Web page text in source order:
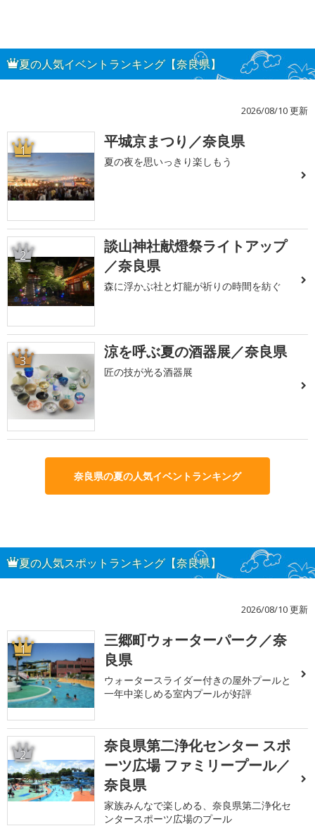
夏の人気イベントランキング【奈良県】
2026/08/10 更新
1 平城京まつり／奈良県
夏の夜を思いっきり楽しもう
2
談山神社献燈祭ライトアップ
／奈良県
森に浮かぶ社と灯籠が祈りの時間を紡ぐ
3 涼を呼ぶ夏の酒器展／奈良県
匠の技が光る酒器展
奈良県の夏の人気イベントランキング
夏の人気スポットランキング【奈良県】
2026/08/10 更新
1
三郷町ウォーターパーク／奈
良県
ウォータースライダー付きの屋外プールと
一年中楽しめる室内プールが好評
2
奈良県第二浄化センター スポ
ーツ広場 ファミリープール／
奈良県
家族みんなで楽しめる、奈良県第二浄化セ
ンタースポーツ広場のプール